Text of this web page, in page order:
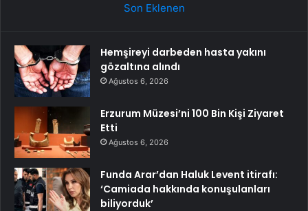
Son Eklenen
Hemşireyi darbeden hasta yakını
gözaltına alındı
Ağustos 6, 2026
Erzurum Müzesi’ni 100 Bin Kişi Ziyaret
Etti
Ağustos 6, 2026
Funda Arar’dan Haluk Levent itirafı:
‘Camiada hakkında konuşulanları
biliyorduk’